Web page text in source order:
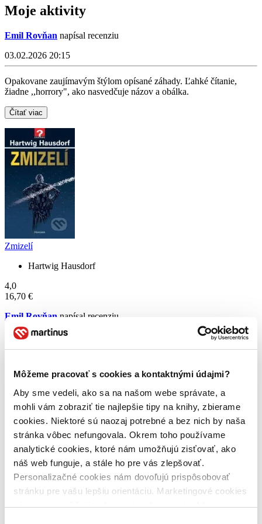
Môžeme pracovať s cookies a kontaktnými údajmi?
Aby sme vedeli, ako sa na našom webe správate, a
mohli vám zobraziť tie najlepšie tipy na knihy, zbierame
cookies. Niektoré sú naozaj potrebné a bez nich by naša
stránka vôbec nefungovala. Okrem toho používame
analytické cookies, ktoré nám umožňujú zisťovať, ako
náš web funguje, a stále ho pre vás zlepšovať.
Personalizačné cookies nám dovoľujú prispôsobovať
stránku pre vašu lepšiu orientáciu. Marketingové cookies
nám zas umožňujú zobrazenie relevantnej reklamy.
Moje aktivity
Emil Rovňan napísal recenziu
03.02.2026 20:15
Opakovane zaujímavým štýlom opísané záhady. Ľahké čítanie,
žiadne ,,horrory", ako nasvedčuje názov a obálka.
Čítať viac
Zmizelí
Hartwig Hausdorf
4,0
16,70 €
Emil Rovňan napísal recenziu
12.12.2023 16:59
prekvapenie bola kniha veľmi dobre spracovaná a išla dostatočne do
Čítať viac